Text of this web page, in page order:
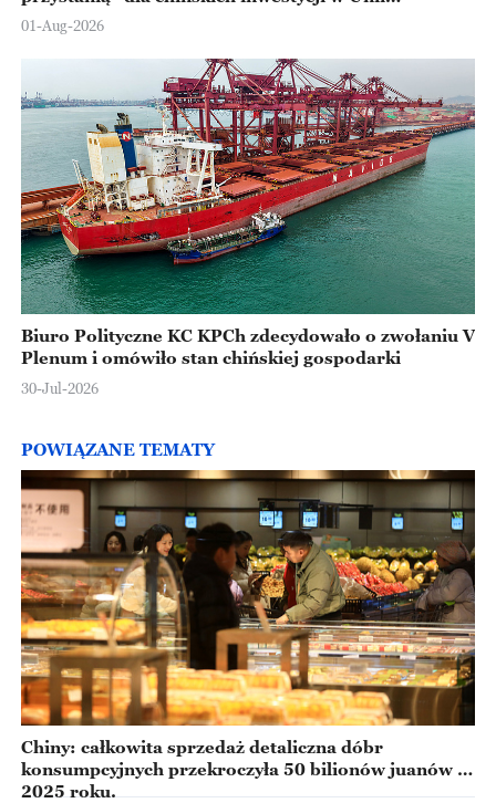
Europejskiej
01-Aug-2026
Biuro Polityczne KC KPCh zdecydowało o zwołaniu V
Plenum i omówiło stan chińskiej gospodarki
30-Jul-2026
POWIĄZANE TEMATY
Chiny: całkowita sprzedaż detaliczna dóbr
konsumpcyjnych przekroczyła 50 bilionów juanów w
2025 roku.